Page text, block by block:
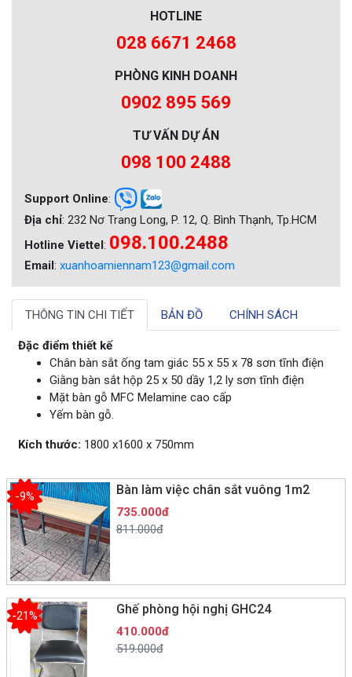
HOTLINE
028 6671 2468
PHÒNG KINH DOANH
0902 895 569
TƯ VẤN DỰ ÁN
098 100 2488
Support Online:
Địa chỉ: 232 Nơ Trang Long, P. 12, Q. Bình Thạnh, Tp.HCM
Hotline Viettel: 098.100.2488
Email: xuanhoamiennam123@gmail.com
THÔNG TIN CHI TIẾT BẢN ĐỒ CHÍNH SÁCH
Đặc điểm thiết kế
Chân bàn sắt ống tam giác 55 x 55 x 78 sơn tĩnh điện
Giằng bàn sắt hộp 25 x 50 dầy 1,2 ly sơn tĩnh điện
Mặt bàn gỗ MFC Melamine cao cấp
Yếm bàn gỗ.
Kích thước: 1800 x1600 x 750mm
Bàn làm việc chân sắt vuông 1m2
-9%
735.000đ
811.000đ
Ghế phòng hội nghị GHC24
-21%
410.000đ
519.000đ